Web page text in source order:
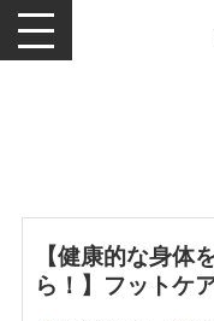
メニューを開閉する
【健康的な身体
ら！】フットケ